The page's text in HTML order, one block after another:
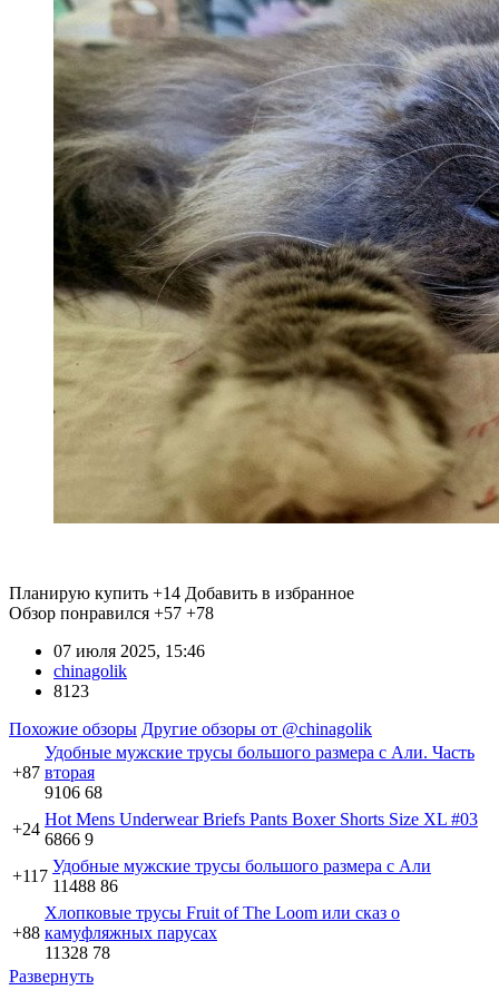
Планирую купить +14 Добавить в избранное
Обзор понравился +57 +78
07 июля 2025, 15:46
chinagolik
8123
Похожие обзоры Другие обзоры от @chinagolik
+87
Удобные мужские трусы большого размера с Али. Часть
вторая
9106 68
+24
Hot Mens Underwear Briefs Pants Boxer Shorts Size XL #03
6866 9
+117
Удобные мужские трусы большого размера с Али
11488 86
+88
Хлопковые трусы Fruit of The Loom или сказ о
камуфляжных парусах
11328 78
Развернуть